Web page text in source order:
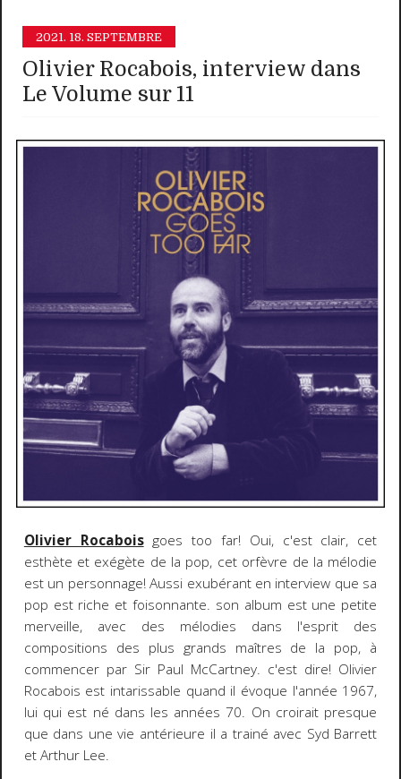
2021. 18. SEPTEMBRE
Olivier Rocabois, interview dans
Le Volume sur 11
Olivier Rocaboisgoes too far! Oui, c'est clair, cet
esthète et exégète de la pop, cet orfèvre de la mélodie
est un personnage! Aussi exubérant en interview que sa
pop est riche et foisonnante. son album est une petite
merveille, avec des mélodies dans l'esprit des
compositions des plus grands maîtres de la pop, à
commencer par Sir Paul McCartney. c'est dire! Olivier
Rocabois est intarissable quand il évoque l'année 1967,
lui qui est né dans les années 70. On croirait presque
que dans une vie antérieure il a trainé avec Syd Barrett
et Arthur Lee.